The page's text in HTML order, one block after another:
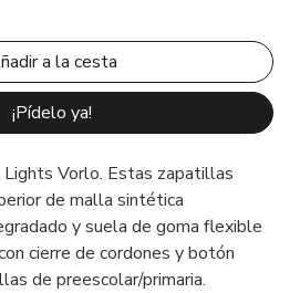
¡Pídelo ya!
Vorlo. Estas zapatillas
de malla sintética
y suela de goma flexible
cierre de cordones y botón
de preescolar/primaria.